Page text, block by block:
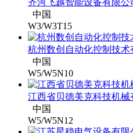
齐河飞越智能设备有限公
中国
W3/W3T15
杭州数创自动化控制技术
中国
W5/W5N10
江西省贝德美克科技机械
中国
W5/W5N12